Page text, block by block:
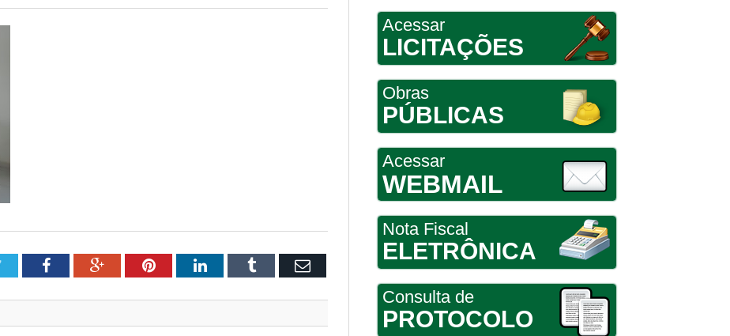
TwitterFacebookGoogle+PinterestLinkedInTumblr Email
Acessar
LICITAÇÕES
Obras
PÚBLICAS
Acessar
WEBMAIL
Nota Fiscal
ELETRÔNICA
Consulta de
PROTOCOLO